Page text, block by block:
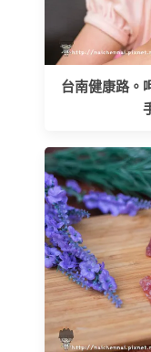
台南健康路。